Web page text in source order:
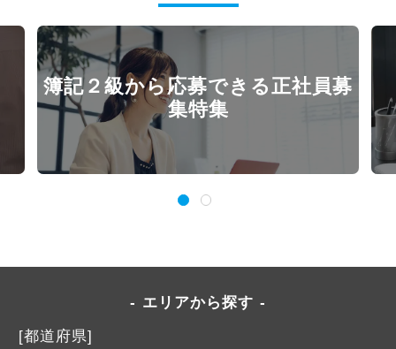
簿記２級から応募できる正社員募
集特集
エリアから探す
[都道府県]